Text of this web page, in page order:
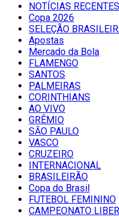
NOTÍCIAS RECENTES
Copa 2026
SELEÇÃO
Apostas
Mercado da Bola
FLAMENGO
SANTOS
PALMEIRAS
CORINTHIANS
AO VIVO
GRÊMIO
SĀO PAULO
VASCO
CRUZEIRO
INTERNACIONAL
BRASILEIRÃO
Copa do Brasil
FUTEBOL FEMININO
CAMPEONATO